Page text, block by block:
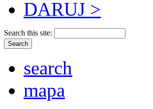
DARUJ >
Search this site:
search
mapa